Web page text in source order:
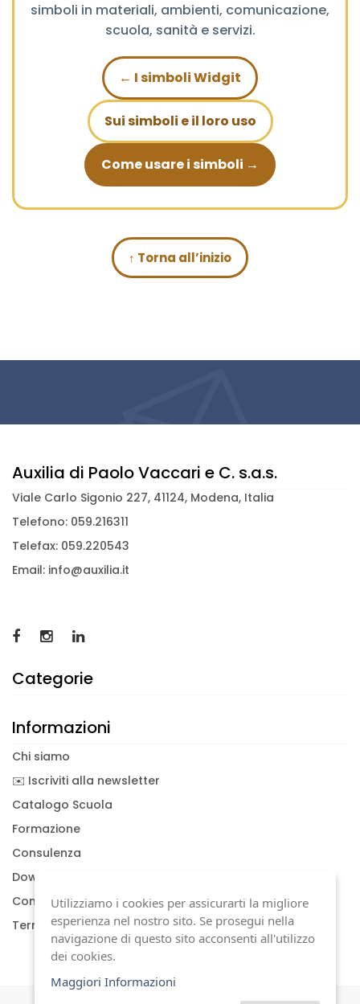
simboli in materiali, ambienti, comunicazione,
scuola, sanità e servizi.
← I simboli Widgit
Sui simboli e il loro uso
Come usare i simboli →
↑ Torna all’inizio
Auxilia di Paolo Vaccari e C. s.a.s.
Viale Carlo Sigonio 227, 41124, Modena, Italia
Telefono: 059.216311
Telefax: 059.220543
Email: info@auxilia.it
Categorie
Informazioni
Chi siamo
✉️ Iscriviti alla newsletter
Catalogo Scuola
Formazione
Consulenza
Download documenti
Condizioni generali
Termini di garanzia
Utilizziamo i cookies per assicurarti la migliore
esperienza nel nostro sito. Se prosegui nella
navigazione di questo sito acconsenti all'utilizzo
dei cookies.
Maggiori Informazioni